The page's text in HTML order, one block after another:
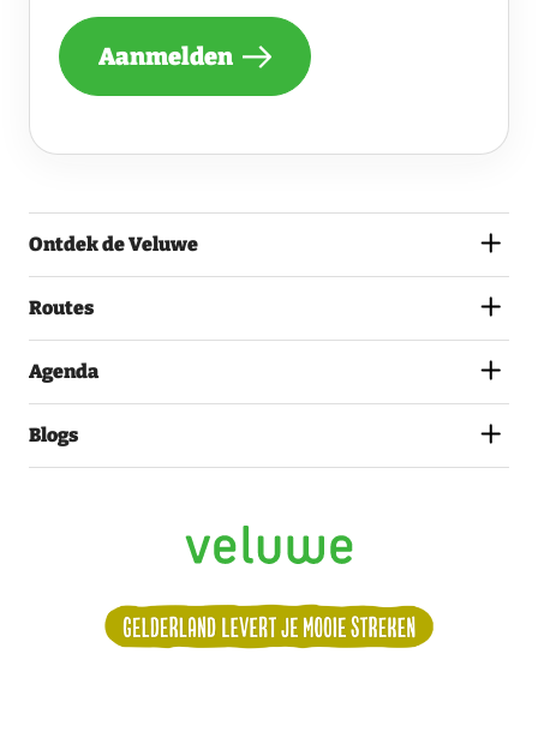
EEN
ONTVANGEN
EN
HET
Aanmelden
Ontdek de Veluwe
Routes
Agenda
Blogs